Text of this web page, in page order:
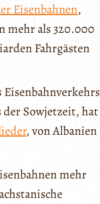
Eisenbahnen,
mehr als 320.000
Fahrgästen
der Sowjetzeit, hat
, von Albanien
mehr